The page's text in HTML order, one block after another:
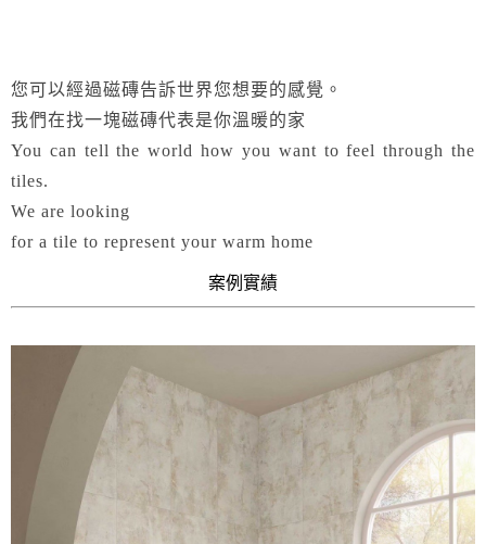
您可以經過磁磚告訴世界您想要的感覺。
我們在找一塊磁磚代表是你溫暖的家
You can tell the world how you want to feel through the
tiles.
We are looking
for a tile to represent your warm home
案例實績